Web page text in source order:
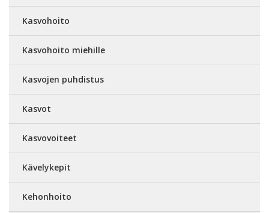
Kasvohoito
Kasvohoito miehille
Kasvojen puhdistus
Kasvot
Kasvovoiteet
Kävelykepit
Kehonhoito